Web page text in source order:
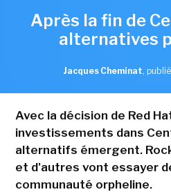
Après la fin de
alternatives
Jacques Cheminat,
Avec la décision de Red
investissements dans
alternatifs émergent.
et d'autres vont essayer
communauté orpheline.